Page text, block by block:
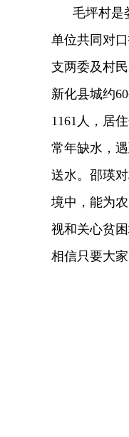
毛坪村是娄
单位共同对
支两委及村
新化县城约
1161人，居
常年缺水，
送水。邵瑛
境中，能为
视和关心贫
相信只要大